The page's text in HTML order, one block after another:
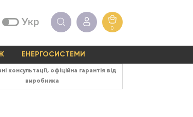
Укр
0
ЕНЕРГОСИСТЕМИ
консультації, офіційна гарантія від
виробника